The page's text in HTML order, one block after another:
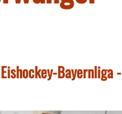
Bayernliga -